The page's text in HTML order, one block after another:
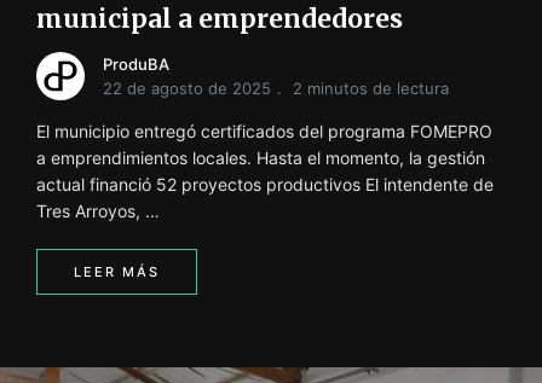
municipal a emprendedores
ProduBA
22 de agosto de 2025
2 minutos de lectura
El municipio entregó certificados del programa FOMEPRO
a emprendimientos locales. Hasta el momento, la gestión
actual financió 52 proyectos productivos El intendente de
Tres Arroyos, …
LEER MÁS